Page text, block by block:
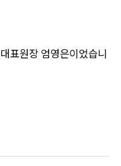
표원장 엄영은이었습니